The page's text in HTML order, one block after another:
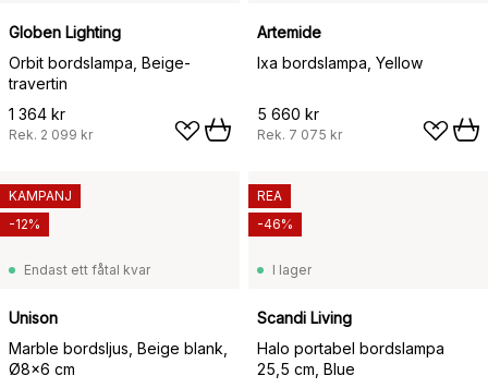
Globen Lighting
Orbit bordslampa, Beige-
travertin
1 364 kr
Rek. 2 099 kr
Artemide
Ixa bordslampa, Yellow
5 660 kr
Rek. 7 075 kr
Endast ett fåtal kvar
Unison
Marble bordsljus, Beige blank,
Ø8x6 cm
KAMPANJ
-12%
I lager
Scandi Living
Halo portabel bordslampa
25,5 cm, Blue
REA
-46%